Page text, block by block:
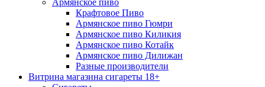
Армянское пиво
Крафтовое Пиво
Армянское пиво Гюмри
Армянское пиво Киликия
Армянское пиво Котайк
Армянское пиво Дилижан
Разные производители
Витрина магазина сигареты 18+